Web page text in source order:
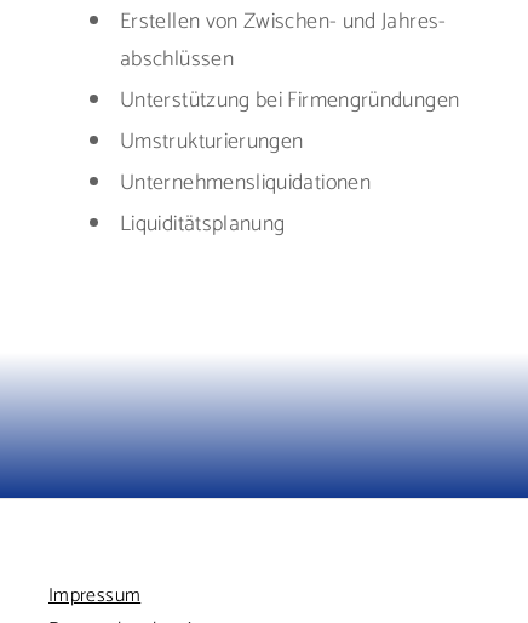
Erstellen von Zwischen- und Jahres-
abschlüssen
Unterstützung bei Firmengründungen
Umstrukturierungen
Unternehmensliquidationen
Liquiditätsplanung
Impressum